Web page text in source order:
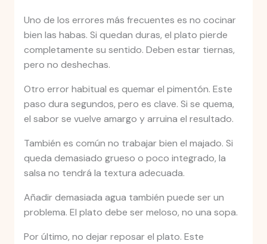
Uno de los errores más frecuentes es no cocinar
bien las habas. Si quedan duras, el plato pierde
completamente su sentido. Deben estar tiernas,
pero no deshechas.
Otro error habitual es quemar el pimentón. Este
paso dura segundos, pero es clave. Si se quema,
el sabor se vuelve amargo y arruina el resultado.
También es común no trabajar bien el majado. Si
queda demasiado grueso o poco integrado, la
salsa no tendrá la textura adecuada.
Añadir demasiada agua también puede ser un
problema. El plato debe ser meloso, no una sopa.
Por último, no dejar reposar el plato. Este